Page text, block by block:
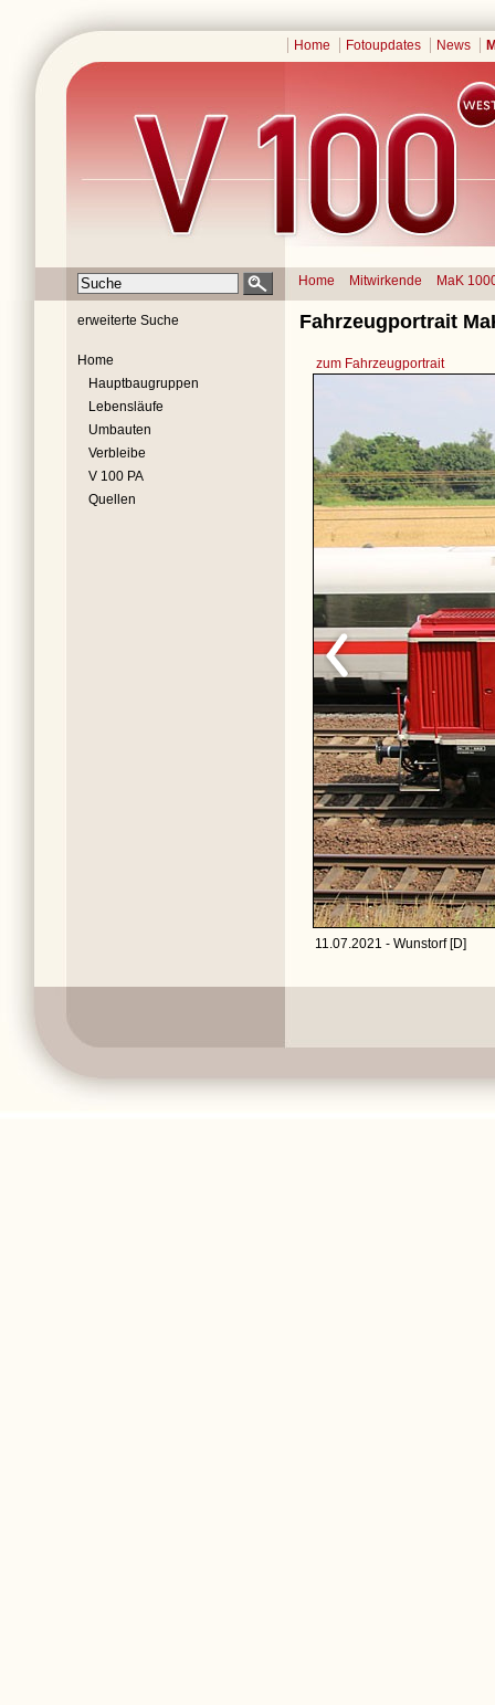
Home Fotoupdates News
Home Mitwirkende MaK
erweiterte Suche
Home
Hauptbaugruppen
Lebensläufe
Umbauten
Verbleibe
V 100 PA
Quellen
Fahrzeugportrait
zum Fahrzeugportrait
11.07.2021 - Wunstorf [D]